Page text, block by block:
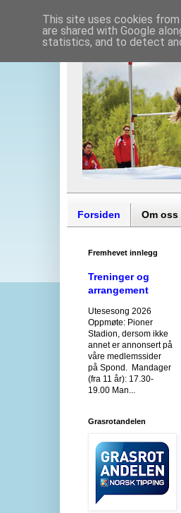
Forsiden Om oss
Fremhevet innlegg
Treninger og
arrangement
Utesesong 2026
Oppmøte: Pioner
Stadion, dersom ikke
annet er annonsert på
våre medlemssider
på Spond. Mandager
(fra 11 år): 17.30-
19.00 Man...
Grasrotandelen
This site uses cookies
are shared with Google
statistics, and to detect